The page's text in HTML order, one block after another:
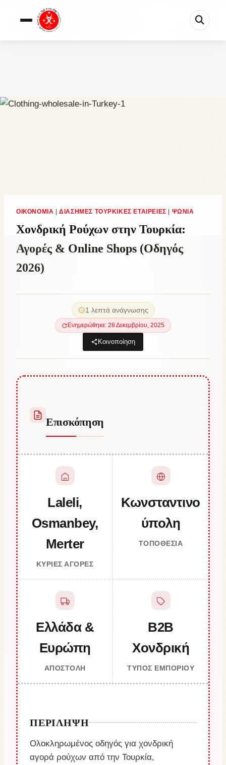
Χονδρική Ρούχων στην Τουρκία: Αγορές & Onl...
1 λεπτά απομένουν
ΟΙΚΟΝΟΜΊΑ |ΔΙΆΣΗΜΕΣ ΤΟΥΡΚΙΚΈΣ ΕΤΑΙΡΕΊΕΣ | ΨΏΝΙΑ
Χονδρική Ρούχων στην Τουρκία:
Αγορές & Online Shops (Οδηγός
2026)
1 λεπτά ανάγνωσης
Ενημερώθηκε: 28 Δεκεμβρίου, 2025
Κοινοποίηση
Επισκόπηση
Laleli,
Osmanbey,
Merter
ΚΎΡΙΕΣ ΑΓΟΡΈΣ
Κωνσταντινο
ύπολη
ΤΟΠΟΘΕΣΊΑ
Ελλάδα &
Ευρώπη
ΑΠΟΣΤΟΛΉ
B2B
Χονδρική
ΤΎΠΟΣ ΕΜΠΟΡΊΟΥ
ΠΕΡΊΛΗΨΗ
Ολοκληρωμένος οδηγός για χονδρική
αγορά ρούχων από την Τουρκία,